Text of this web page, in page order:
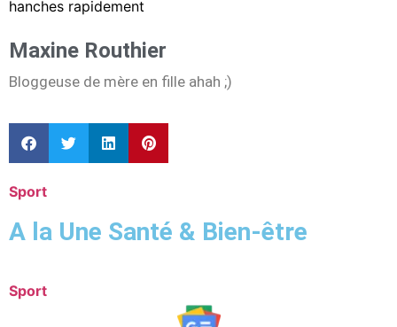
hanches rapidement
Maxine Routhier
Bloggeuse de mère en fille ahah ;)
Sport
A la Une Santé & Bien-être
Sport